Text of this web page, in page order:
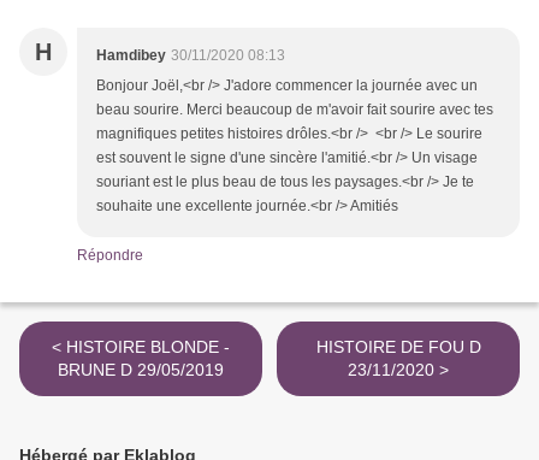
H Hamdibey 30/11/2020 08:13
Bonjour Joël,<br /> J'adore commencer la journée avec un
beau sourire. Merci beaucoup de m'avoir fait sourire avec tes
magnifiques petites histoires drôles.<br /> <br /> Le sourire
est souvent le signe d'une sincère l'amitié.<br /> Un visage
souriant est le plus beau de tous les paysages.<br /> Je te
souhaite une excellente journée.<br /> Amitiés
Répondre
< HISTOIRE BLONDE -
BRUNE D 29/05/2019
HISTOIRE DE FOU D
23/11/2020 >
Hébergé par Eklablog